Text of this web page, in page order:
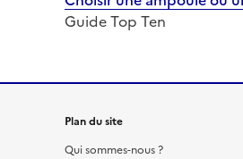
Guide Top Ten
Plan du site
Qui sommes-nous ?